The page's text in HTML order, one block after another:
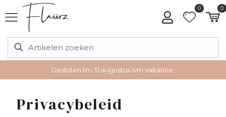
0 0
Gesloten tm 31 augustus ivm vakantie.
Privacybeleid